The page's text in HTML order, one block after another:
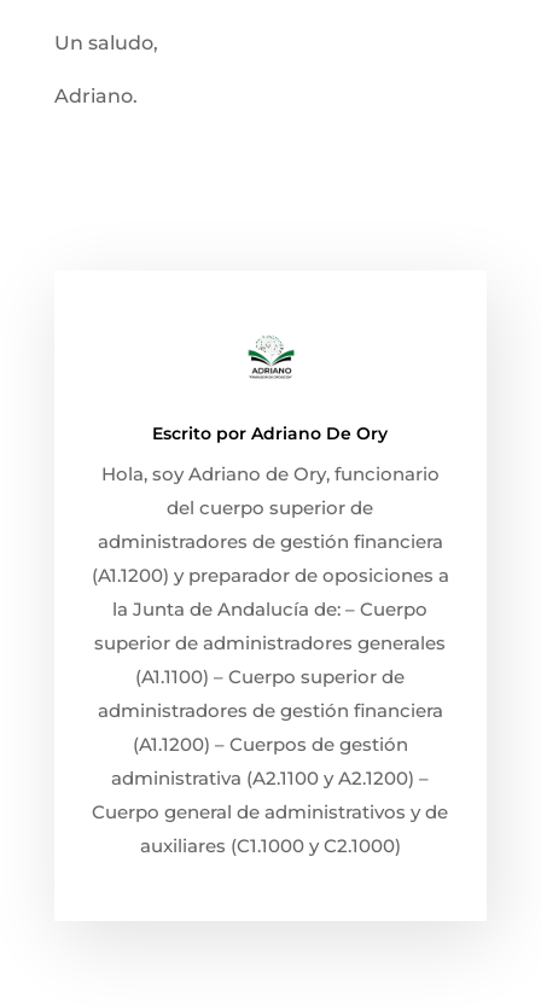
Un saludo,
Adriano.
Escrito porAdriano De Ory
Hola, soy Adriano de Ory, funcionario
del cuerpo superior de
administradores de gestión financiera
(A1.1200) y preparador de oposiciones a
la Junta de Andalucía de: – Cuerpo
superior de administradores generales
(A1.1100) – Cuerpo superior de
administradores de gestión financiera
(A1.1200) – Cuerpos de gestión
administrativa (A2.1100 y A2.1200) –
Cuerpo general de administrativos y de
auxiliares (C1.1000 y C2.1000)